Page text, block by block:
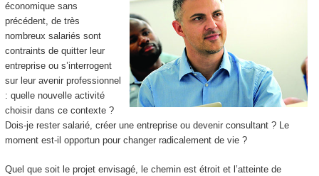
économique sans
précédent, de très
nombreux salariés sont
contraints de quitter leur
entreprise ou s’interrogent
sur leur avenir professionnel
: quelle nouvelle activité
choisir dans ce contexte ?
Dois-je rester salarié, créer une entreprise ou devenir consultant ? Le
moment est-il opportun pour changer radicalement de vie ?
Quel que soit le projet envisagé, le chemin est étroit et l’atteinte de